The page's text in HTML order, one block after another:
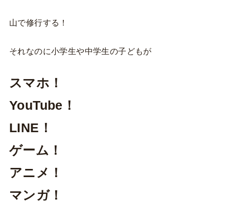
山で修行する！
それなのに小学生や中学生の子どもが
スマホ！
YouTube！
LINE！
ゲーム！
アニメ！
マンガ！